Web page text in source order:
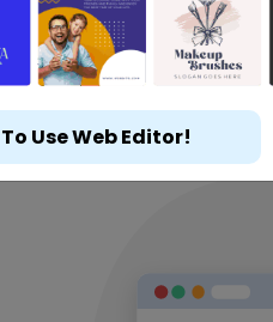
Use Web Editor!